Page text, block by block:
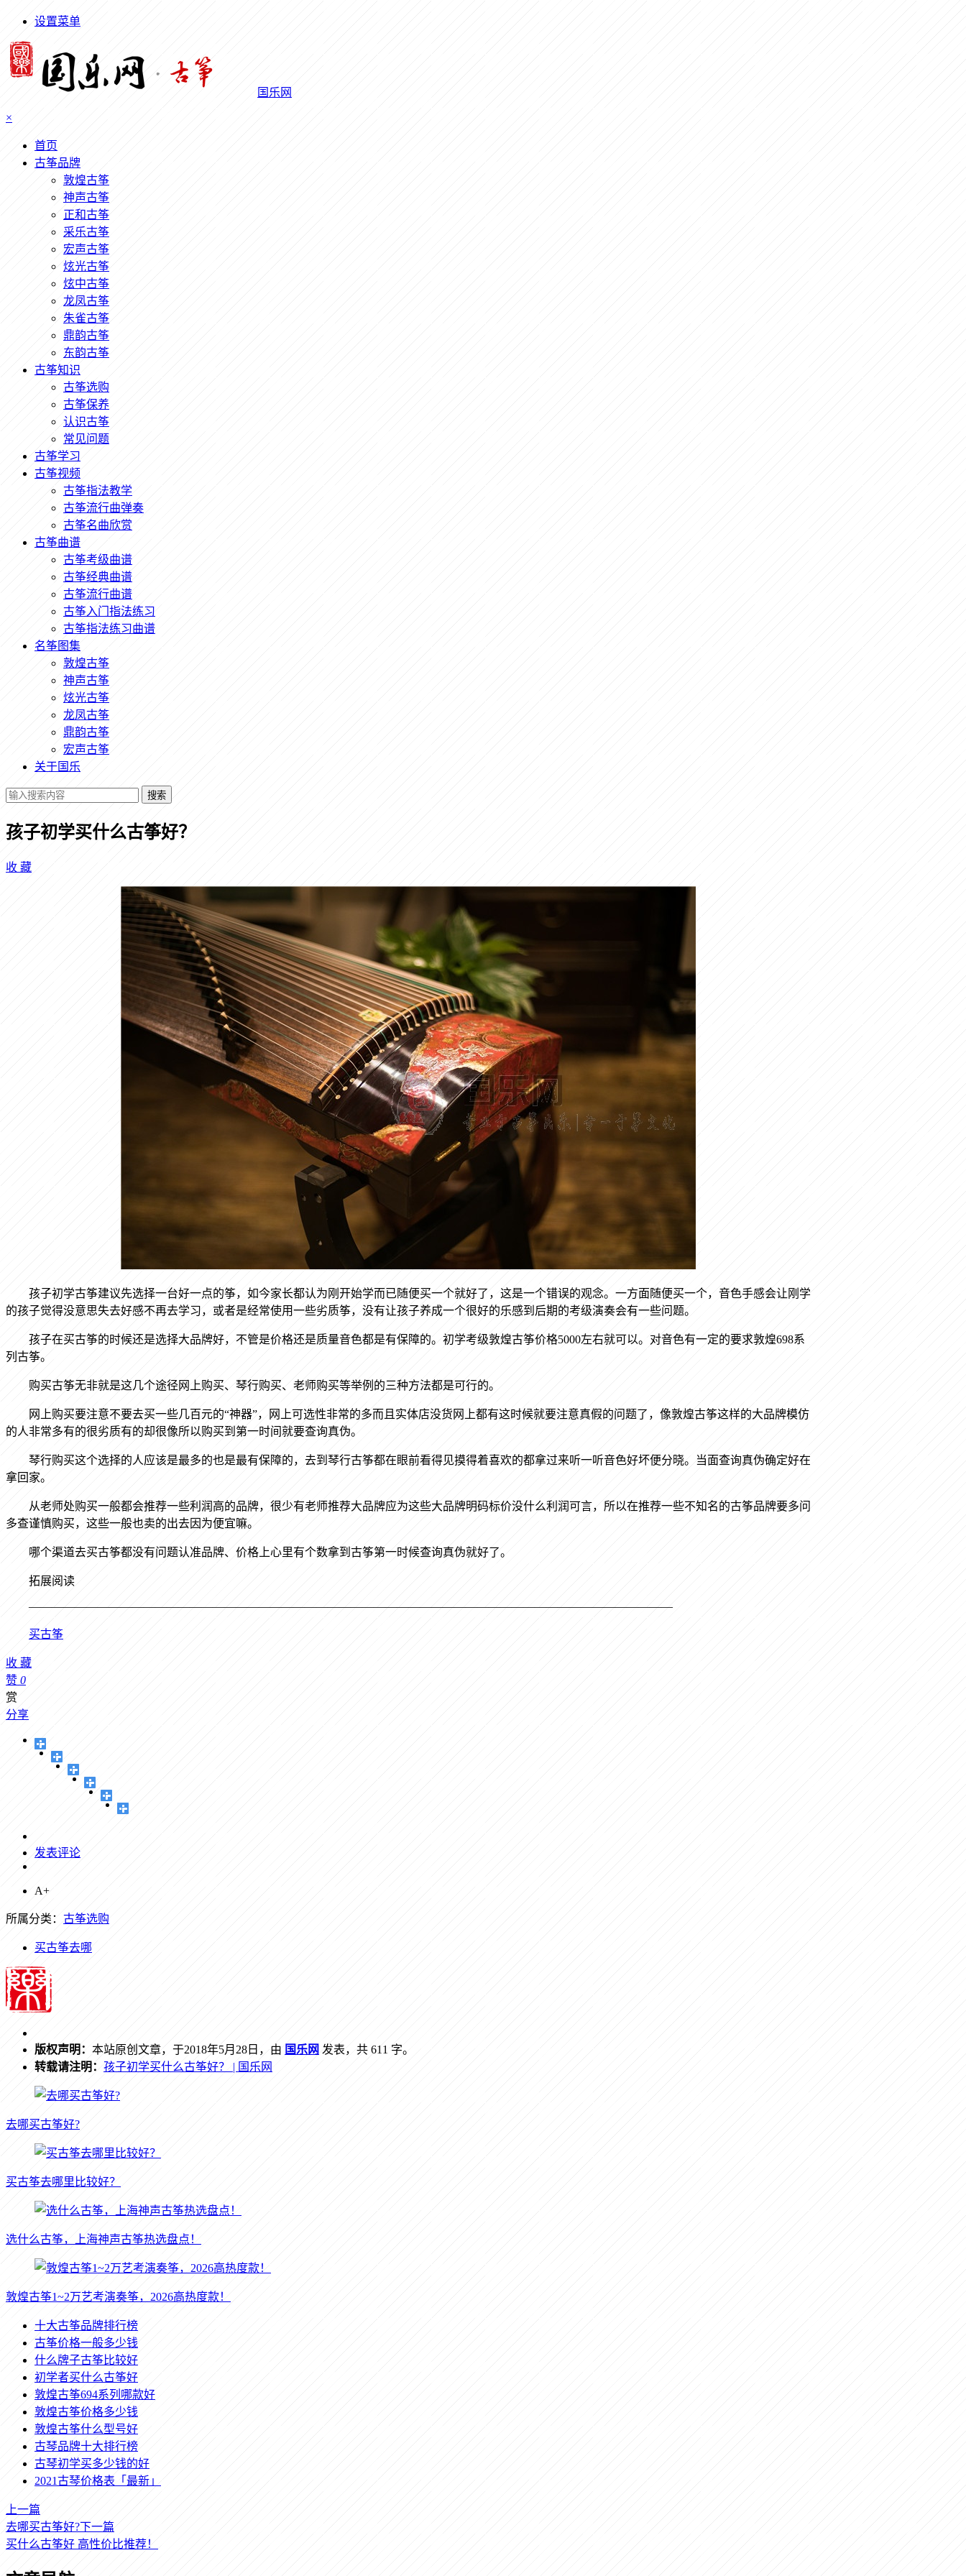
设置菜单
国乐网
×
首页
古筝品牌
敦煌古筝
神声古筝
正和古筝
采乐古筝
宏声古筝
炫光古筝
炫中古筝
龙凤古筝
朱雀古筝
鼎韵古筝
东韵古筝
古筝知识
古筝选购
古筝保养
认识古筝
常见问题
古筝学习
古筝视频
古筝指法教学
古筝流行曲弹奏
古筝名曲欣赏
古筝曲谱
古筝考级曲谱
古筝经典曲谱
古筝流行曲谱
古筝入门指法练习
古筝指法练习曲谱
名筝图集
敦煌古筝
神声古筝
炫光古筝
龙凤古筝
鼎韵古筝
宏声古筝
关于国乐
搜索
孩子初学买什么古筝好？
收 藏
孩子初学古筝建议先选择一台好一点的筝，如今家长都认为刚开始学而已随便买一个就好了，这是一个错误的观念。一方面随便买一个，音色手感会让刚学
的孩子觉得没意思失去好感不再去学习，或者是经常使用一些劣质筝，没有让孩子养成一个很好的乐感到后期的考级演奏会有一些问题。
孩子在买古筝的时候还是选择大品牌好，不管是价格还是质量音色都是有保障的。初学考级敦煌古筝价格5000左右就可以。对音色有一定的要求敦煌698系
列古筝。
购买古筝无非就是这几个途径网上购买、琴行购买、老师购买等举例的三种方法都是可行的。
网上购买要注意不要去买一些几百元的“神器”，网上可选性非常的多而且实体店没货网上都有这时候就要注意真假的问题了，像敦煌古筝这样的大品牌模仿
的人非常多有的很劣质有的却很像所以购买到第一时间就要查询真伪。
琴行购买这个选择的人应该是最多的也是最有保障的，去到琴行古筝都在眼前看得见摸得着喜欢的都拿过来听一听音色好坏便分晓。当面查询真伪确定好在
拿回家。
从老师处购买一般都会推荐一些利润高的品牌，很少有老师推荐大品牌应为这些大品牌明码标价没什么利润可言，所以在推荐一些不知名的古筝品牌要多问
多查谨慎购买，这些一般也卖的出去因为便宜嘛。
哪个渠道去买古筝都没有问题认准品牌、价格上心里有个数拿到古筝第一时候查询真伪就好了。
拓展阅读
————————————————————————————————————————————————————————
买古筝
收 藏
赞 0
赏
分享
发表评论
A+
所属分类： 古筝选购
买古筝去哪
版权声明： 本站原创文章，于2018年5月28日，由 国乐网 发表，共 611 字。
转载请注明： 孩子初学买什么古筝好？ | 国乐网
去哪买古筝好?
买古筝去哪里比较好？
选什么古筝，上海神声古筝热选盘点！
敦煌古筝1~2万艺考演奏筝，2026高热度款！
十大古筝品牌排行榜
古筝价格一般多少钱
什么牌子古筝比较好
初学者买什么古筝好
敦煌古筝694系列哪款好
敦煌古筝价格多少钱
敦煌古筝什么型号好
古琴品牌十大排行榜
古琴初学买多少钱的好
2021古琴价格表「最新」
上一篇
去哪买古筝好?下一篇
买什么古筝好 高性价比推荐！